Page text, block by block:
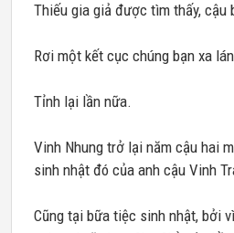
Thiếu gia giả được tìm thấy, cậu
Rơi một kết cục chúng bạn xa
Tỉnh lại lần nữa.
Vinh Nhung trở lại năm cậu hai
sinh nhật đó của anh cậu Vinh
Cũng tại bữa tiệc sinh nhật, bởi